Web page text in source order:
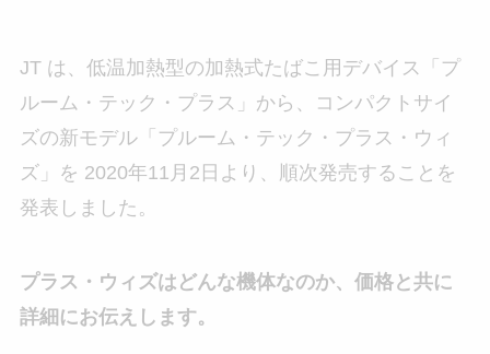
JT は、低温加熱型の加熱式たばこ用デバイス「プ
ルーム・テック・プラス」から、コンパクトサイ
ズの新モデル「プルーム・テック・プラス・ウィ
ズ」を 2020年11月2日より、順次発売することを
発表しました。
プラス・ウィズはどんな機体なのか、価格と共に
詳細にお伝えします。